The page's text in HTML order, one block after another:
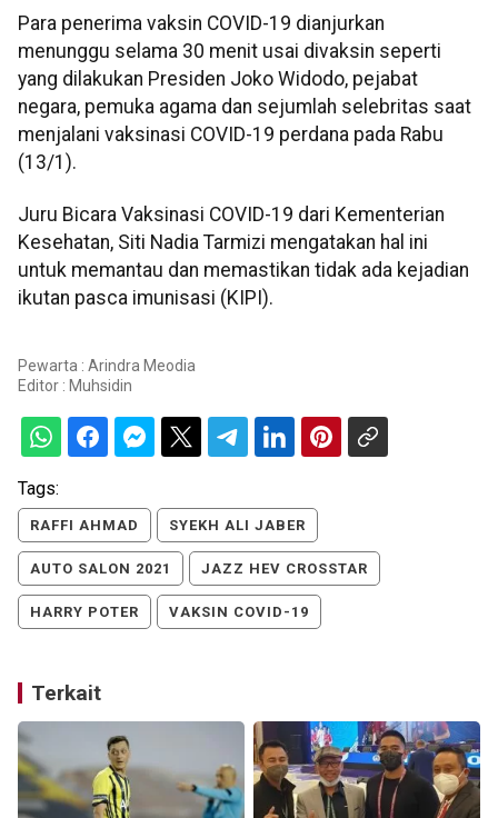
Para penerima vaksin COVID-19 dianjurkan
menunggu selama 30 menit usai divaksin seperti
yang dilakukan Presiden Joko Widodo, pejabat
negara, pemuka agama dan sejumlah selebritas saat
menjalani vaksinasi COVID-19 perdana pada Rabu
(13/1).
Juru Bicara Vaksinasi COVID-19 dari Kementerian
Kesehatan, Siti Nadia Tarmizi mengatakan hal ini
untuk memantau dan memastikan tidak ada kejadian
ikutan pasca imunisasi (KIPI).
Pewarta : Arindra Meodia
Editor : Muhsidin
Tags:
RAFFI AHMAD SYEKH ALI JABER
AUTO SALON 2021 JAZZ HEV CROSSTAR
HARRY POTER VAKSIN COVID-19
Terkait